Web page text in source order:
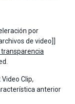
por
de video]]
Clip,
anterior